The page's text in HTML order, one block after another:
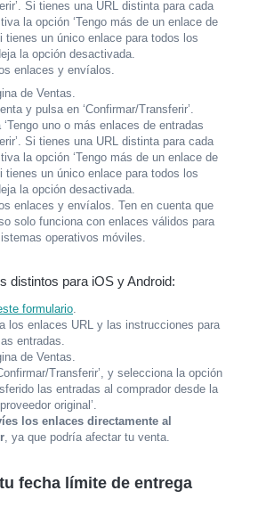
Si tienes una URL distinta para cada
la opción ‘Tengo más de un enlace de
tienes un único enlace para todos los
la opción desactivada.
enlaces y envíalos.
de Ventas.
y pulsa en ‘Confirmar/Transferir’.
uno o más enlaces de entradas
Si tienes una URL distinta para cada
la opción ‘Tengo más de un enlace de
tienes un único enlace para todos los
la opción desactivada.
enlaces y envíalos. Ten en cuenta que
solo funciona con enlaces válidos para
operativos móviles.
distintos para iOS y Android:
formulario.
los enlaces URL y las instrucciones para
entradas.
de Ventas.
Transferir’, y selecciona la opción
las entradas al comprador desde la
original’.
los enlaces directamente al
, ya que podría afectar tu venta.
fecha límite de entrega